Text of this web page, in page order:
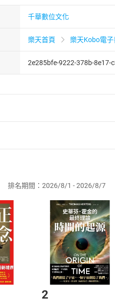
千華數位文化
樂天首頁 樂天Kobo電子
2e285bfe-9222-378b-8e17-
者保護法第19條第1項後段暨通
訂購本店鋪之商品即代表知悉
電子書，不得請求退貨退款。
欲取消訂單或辦理退貨時，請
將依您的申請進行審核，待審
市場須以整筆訂單為單位進行
放入購物車
Shopping cart
何開始使用？
擇閱讀載具
排名期間：2026/8/1 - 2026/8/7
2